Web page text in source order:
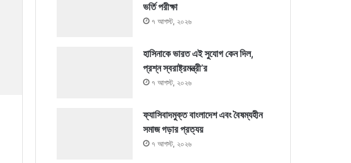
ভর্তি পরীক্ষা
৭ আগস্ট, ২০২৬
হাসিনাকে ভারত এই সুযোগ কেন দিল,
প্রশ্ন স্বরাষ্ট্রমন্ত্রী’র
৭ আগস্ট, ২০২৬
ফ্যাসিবাদমুক্ত বাংলাদেশ এবং বৈষম্যহীন
সমাজ গড়ার প্রত্যয়
৭ আগস্ট, ২০২৬